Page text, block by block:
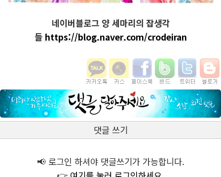
네이버블로그 양 세마리의 잡생각
들 https://blog.naver.com/crodeiran
댓글 쓰기
📢 로그인 하셔야 댓글쓰기가 가능합니다.